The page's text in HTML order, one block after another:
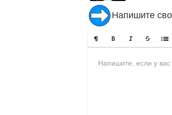
Напишите